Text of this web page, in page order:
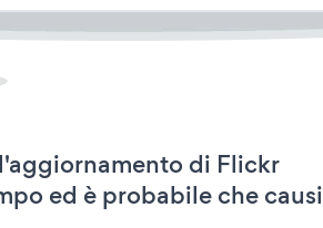
di Flickr
ed è probabile che causi